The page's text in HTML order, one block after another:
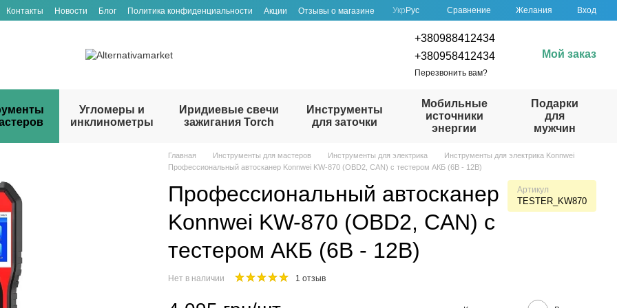
Контакты Новости Блог Политика конфиденциальности Акции
Отзывы о магазине
Укр Рус Сравнение Желания Вход
+380988412434
+380958412434
Перезвонить вам?
Мой заказ
Угломеры и
инклинометры
Иридиевые свечи
зажигания Torch
Инструменты
для заточки
Мобильные
источники
энергии
Подарки
для
мужчин
Главная Инструменты для мастеров Инструменты для электрика
Инструменты для электрика Konnwei
Профессиональный автосканер Konnwei KW-870 (OBD2, CAN) с тестером АКБ (6В - 12В)
Профессиональный автосканер
Konnwei KW-870 (OBD2, CAN) с
тестером АКБ (6В - 12В)
Артикул
TESTER_KW870
Нет в наличии 1 отзыв